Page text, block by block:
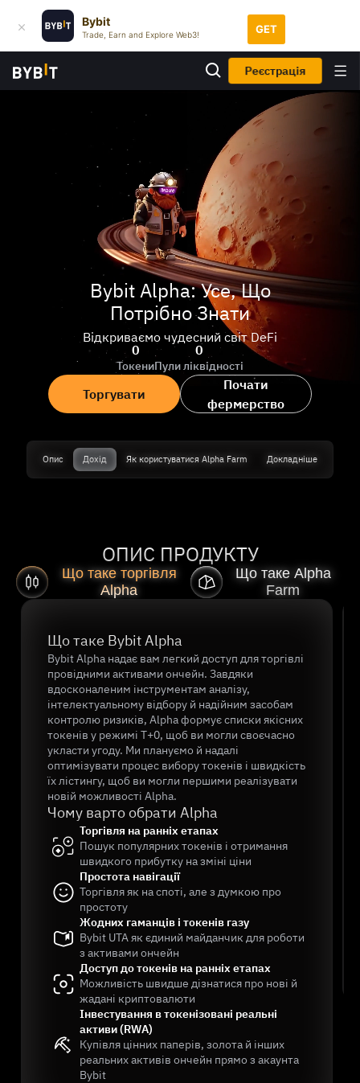
Bybit
Trade, Earn and Explore Web3! GET
Реєстрація
Bybit Alpha: Усе, Що
Потрібно Знати
Відкриваємо чудесний світ DeFi
0
Токени
0
Пули ліквідності
Торгувати
Почати
фермерство
Опис Дохід Як користуватися Alpha Farm Докладніше
ОПИС ПРОДУКТУ
Що таке торгівля
Alpha
Що таке Alpha
Farm
Slide 1 of 2
Що таке Bybit Alpha
Bybit Alpha надає вам легкий доступ для торгівлі
провідними активами ончейн. Завдяки
вдосконаленим інструментам аналізу,
інтелектуальному відбору й надійним засобам
контролю ризиків, Alpha формує списки якісних
токенів у режимі T+0, щоб ви могли своєчасно
укласти угоду. Ми плануємо й надалі
оптимізувати процес вибору токенів і швидкість
їх лістингу, щоб ви могли першими реалізувати
новій можливості Alpha.
Чому варто обрати Alpha
Торгівля на ранніх етапах
Пошук популярних токенів і отримання
швидкого прибутку на зміні ціни
Простота навігації
Торгівля як на споті, але з думкою про
простоту
Жодних гаманців і токенів газу
Bybit UTA як єдиний майданчик для роботи
з активами ончейн
Доступ до токенів на ранніх етапах
Можливість швидше дізнатися про нові й
жадані криптовалюти
Інвестування в токенізовані реальні
активи (RWA)
Купівля цінних паперів, золота й інших
реальних активів ончейн прямо з акаунта
Bybit